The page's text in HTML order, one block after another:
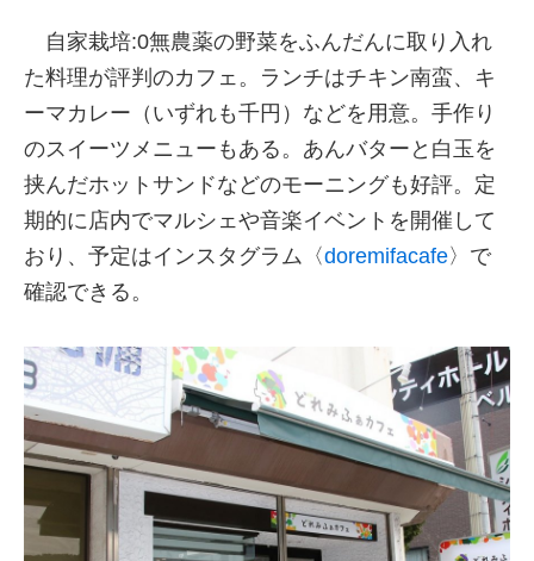
自家栽培:0無農薬の野菜をふんだんに取り入れ
た料理が評判のカフェ。ランチはチキン南蛮、キ
ーマカレー（いずれも千円）などを用意。手作り
のスイーツメニューもある。あんバターと白玉を
挟んだホットサンドなどのモーニングも好評。定
期的に店内でマルシェや音楽イベントを開催して
おり、予定はインスタグラム〈doremifacafe〉で
確認できる。